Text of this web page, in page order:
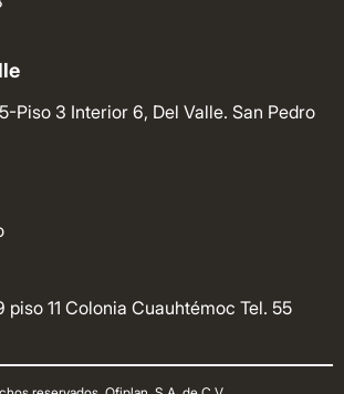
Piso 3 Interior 6, Del Valle. San Pedro
piso 11 Colonia Cuauhtémoc Tel. 55